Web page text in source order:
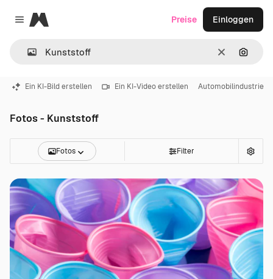
Close menu
Magnific
LöschenNach
Preise Einloggen
Ein KI-Bild erstellen Ein KI-Video erstellen Automobilindustrie
Fotos - Kunststoff
Fotos Filter